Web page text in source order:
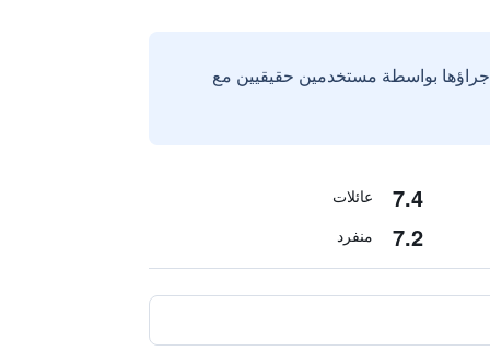
بواسطة مستخدمين حقيقيين مع
7.4 عائلات
7.2 منفرد